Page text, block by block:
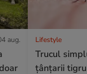
aug. Lifestyle
Trucul
țânțarii